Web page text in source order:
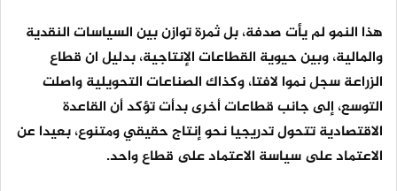
هذا النمو لم يأت صدفة، بل ثمرة توازن بين السياسات النقدية
والمالية، وبين حيوية القطاعات الإنتاجية، بدليل ان قطاع
الزراعة سجل نموا لافتا، وكذاك الصناعات التحويلية واصلت
التوسع، إلى جانب قطاعات أخرى بدأت تؤكد أن القاعدة
الاقتصادية تتحول تدريجيا نحو إنتاج حقيقي ومتنوع، بعيدا عن
الاعتماد على سياسة الاعتماد على قطاع واحد.